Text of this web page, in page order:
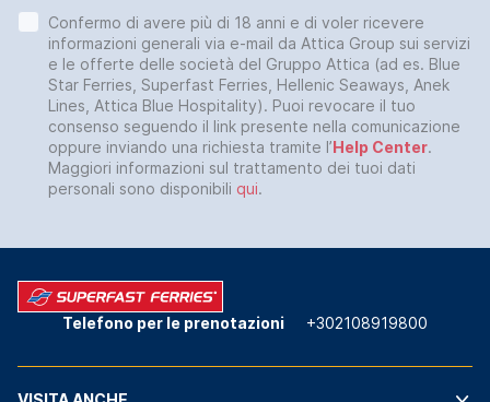
Confermo di avere più di 18 anni e di voler ricevere
informazioni generali via e-mail da Attica Group sui servizi
e le offerte delle società del Gruppo Attica (ad es. Blue
Star Ferries, Superfast Ferries, Hellenic Seaways, Anek
Lines, Attica Blue Hospitality). Puoi revocare il tuo
consenso seguendo il link presente nella comunicazione
oppure inviando una richiesta tramite l’Help Center.
Maggiori informazioni sul trattamento dei tuoi dati
personali sono disponibili qui.
Telefono per le prenotazioni +302108919800